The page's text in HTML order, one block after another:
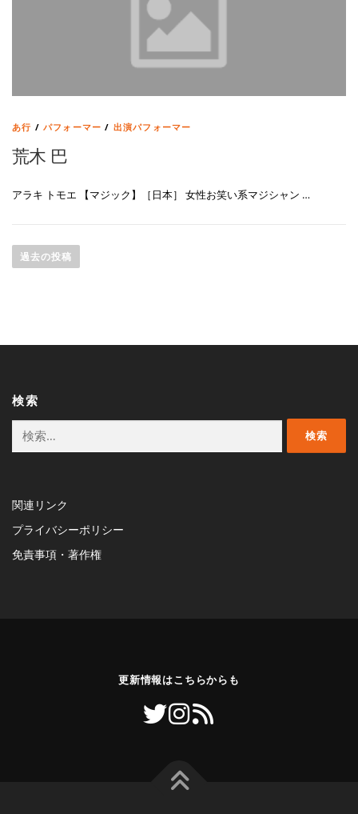
あ行 /パフォーマー / 出演パフォーマー
荒木 巴
アラキ トモエ 【マジック】［日本］ 女性お笑い系マジシャン …
稿
ン
過去の投稿
検索
索:
関連リンク
プライバシーポリシー
免責事項・著作権
更新情報はこちらからも